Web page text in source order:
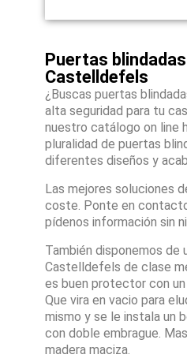
Puertas
Castelldefels
¿Buscas puertas
alta seguridad para tu
nuestro catálogo on line
pluralidad de puertas
diferentes diseños y
Las mejores soluciones
coste. Ponte en
pídenos información sin
También disponemos de
Castelldefels de clase
es buen protector con un
Que vira en vacio para
mismo y se le instala un
con doble embrague.
madera maciza.